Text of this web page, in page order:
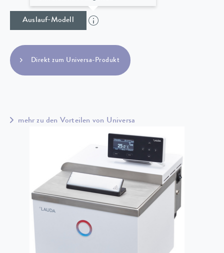
Auslauf-Modell
Direkt zum Universa-Produkt
mehr zu den Vorteilen von Universa